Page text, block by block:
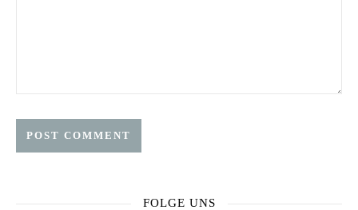
FOLGE UNS